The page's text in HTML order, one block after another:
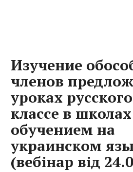
Изучение
членов
уроках
классе в
обучением на
украинском
(вебінар від